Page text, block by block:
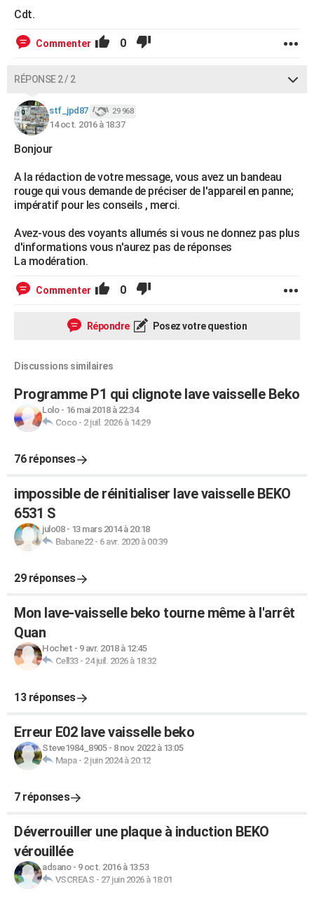
Cdt.
Commenter 0
RÉPONSE 2 / 2
stf_jpd87 29 968
14 oct. 2016 à 18:37
Bonjour
A la rédaction de votre message, vous avez un bandeau
rouge qui vous demande de préciser de l'appareil en panne;
impératif pour les conseils , merci.
Avez-vous des voyants allumés si vous ne donnez pas plus
d'informations vous n'aurez pas de réponses
La modération.
Commenter 0
Répondre Posez votre question
Discussions similaires
Programme P1 qui clignote lave vaisselle Beko
Lolo- 16 mai 2018 à 22:34
Coco- 2 juil. 2026 à 14:29
76 réponses
impossible de réinitialiser lave vaisselle BEKO
6531 S
julo08- 13 mars 2014 à 20:18
Babane22- 6 avr. 2020 à 00:39
29 réponses
Mon lave-vaisselle beko tourne même à l'arrêt
Quan
Hochet - 9 avr. 2018 à 12:45
Cell33- 24 juil. 2026 à 18:32
13 réponses
Erreur E02 lave vaisselle beko
Steve1984_8905- 8 nov. 2022 à 13:05
Mapa- 2 juin 2024 à 20:12
7 réponses
Déverrouiller une plaque à induction BEKO
vérouillée
adsano- 9 oct. 2016 à 13:53
VSCREAS - 27 juin 2026 à 18:01